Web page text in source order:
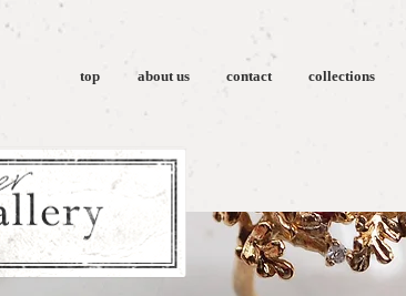
top about us contact collections